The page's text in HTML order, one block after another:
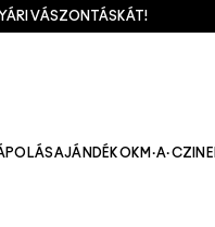
VÁSZONTÁSKÁT!
AJÁNDÉKOK M·A·CZINE